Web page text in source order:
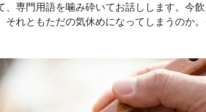
、専門用語を噛み砕いてお話しします。今
れともただの気休めになってしまうのか